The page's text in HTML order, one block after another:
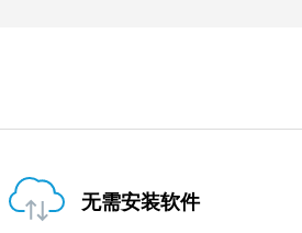
无需安装软件